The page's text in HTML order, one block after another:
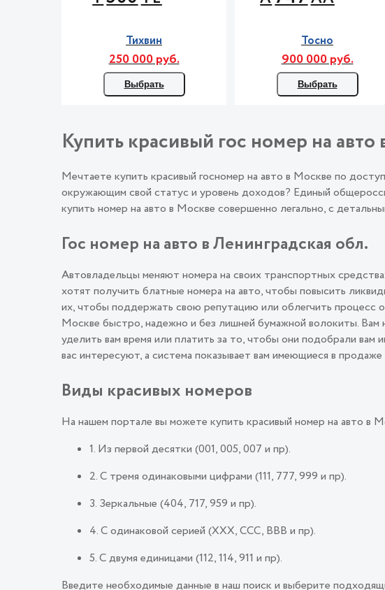
Тихвин
250 000 руб.
Выбрать
Тосно
900 000 руб.
Выбрать
Купить красивый гос номер на
Мечтаете купить красивый госномер на авто в Москве по
окружающим свой статус и уровень доходов? Единый
купить номер на авто в Москве совершенно легально, с
Гос номер на авто в Ленинградская обл.
Автовладельцы меняют номера на своих транспортных
хотят получить блатные номера на авто, чтобы повысить
их, чтобы поддержать свою репутацию или облегчить процесс
Москве быстро, надежно и без лишней бумажной волокиты. Вам
уделить вам время или платить за то, чтобы они подобрали вам
вас интересуют, а система показывает вам имеющиеся в продаже
Виды красивых номеров
На нашем портале вы можете купить красивый номер на авто в
1. Из первой десятки (001, 005, 007 и пр).
2. С тремя одинаковыми цифрами (111, 777, 999 и пр).
3. Зеркальные (404, 717, 959 и пр).
4. С одинаковой серией (ХХХ, ССС, ВВВ и пр).
5. С двумя единицами (112, 114, 911 и пр).
Введите необходимые данные в наш поиск и выберите